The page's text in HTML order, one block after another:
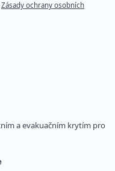
Zásady ochrany osobních
a evakuačním krytím pro